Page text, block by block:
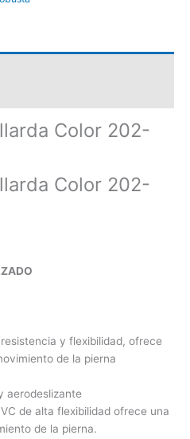
Color 202-
Color 202-
y flexibilidad, ofrece
de la pierna
aerodeslizante
de alta flexibilidad ofrece una
de la pierna.